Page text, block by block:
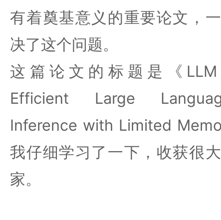
有着奠基意义的重要论文，
决了这个问题。
这篇论文的标题是《
Efficient Large
Inference with Limited
我仔细学习了一下，收获很
家。